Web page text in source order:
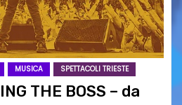
MUSICA SPETTACOLI TRIESTE
THE BOSS – da